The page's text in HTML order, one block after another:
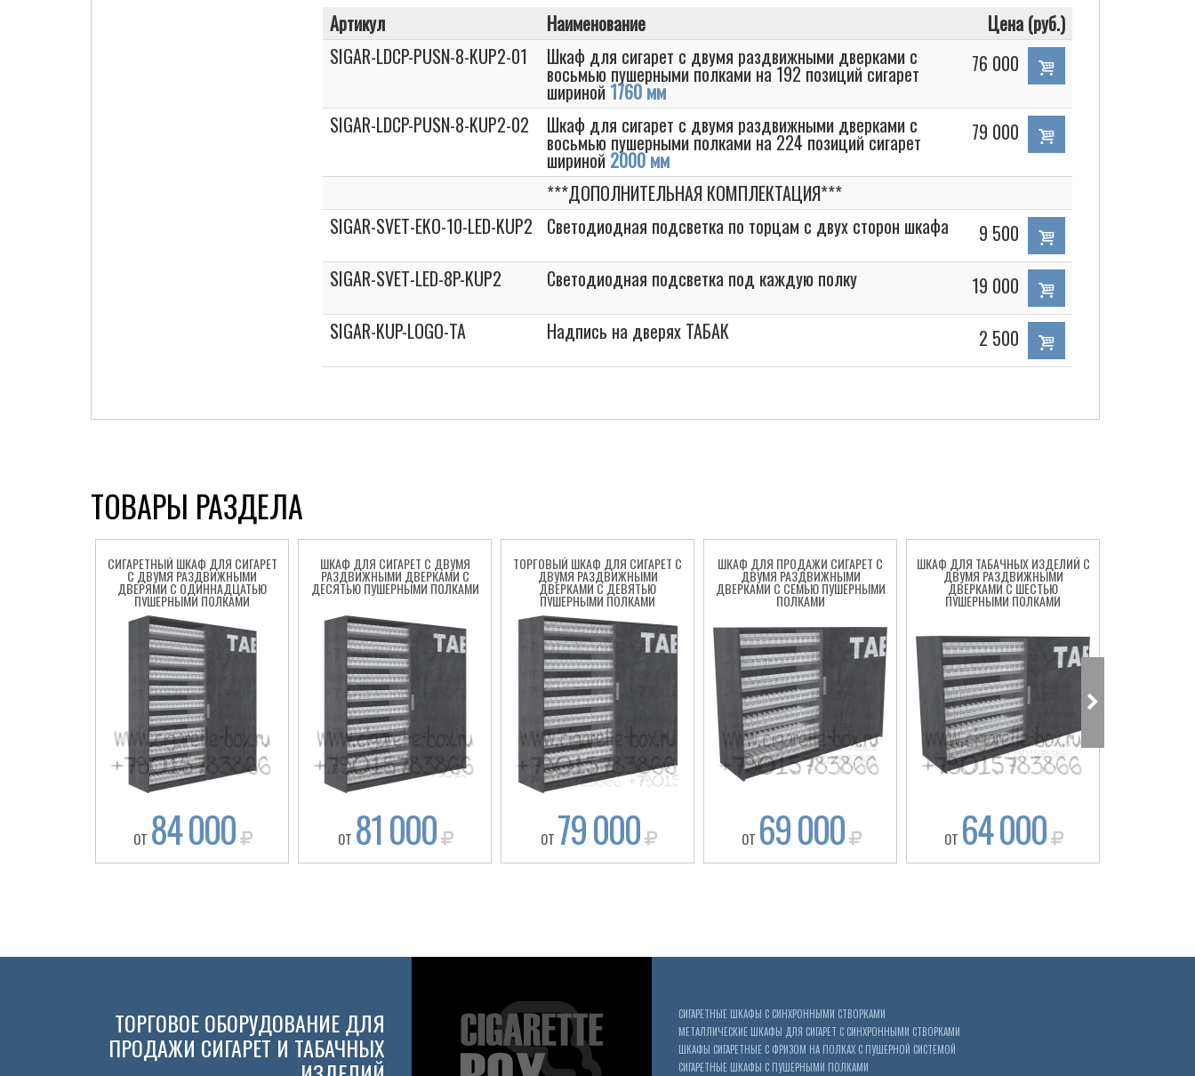
Артикул Наименование
Цена (руб.)
SIGAR-LDCP-PUSN-8-KUP2-01
Шкаф для сигарет с двумя раздвижными дверками с
восьмью пушерными полками на 192 позиций сигарет
шириной 1760 мм
76 000
SIGAR-LDCP-PUSN-8-KUP2-02 Шкаф для сигарет с двумя раздвижными дверками с
восьмью пушерными полками на 224 позиций сигарет
шириной 2000 мм
79 000
***ДОПОЛНИТЕЛЬНАЯ КОМПЛЕКТАЦИЯ***
SIGAR-SVET-EKO-10-LED-KUP2 Светодиодная подсветка по торцам с двух сторон шкафа
9 500
SIGAR-SVET-LED-8P-KUP2
Светодиодная подсветка под каждую полку
19 000
SIGAR-KUP-LOGO-TA
Надпись на дверях ТАБАК 2 500
ТОВАРЫ РАЗДЕЛА
СИГАРЕТНЫЙ ШКАФ ДЛЯ СИГАРЕТ
С ДВУМЯ РАЗДВИЖНЫМИ
ДВЕРЯМИ С ОДИННАДЦАТЬЮ
ПУШЕРНЫМИ ПОЛКАМИ
ОТ 84 000
ШКАФ ДЛЯ СИГАРЕТ С ДВУМЯ
РАЗДВИЖНЫМИ ДВЕРКАМИ С
ДЕСЯТЬЮ ПУШЕРНЫМИ ПОЛКАМИ
ОТ 81 000
ТОРГОВЫЙ ШКАФ ДЛЯ СИГАРЕТ С
ДВУМЯ РАЗДВИЖНЫМИ
ДВЕРКАМИ С ДЕВЯТЬЮ
ПУШЕРНЫМИ ПОЛКАМИ
ОТ 79 000
ШКАФ ДЛЯ ПРОДАЖИ СИГАРЕТ С
ДВУМЯ РАЗДВИЖНЫМИ
ДВЕРКАМИ С СЕМЬЮ ПУШЕРНЫМИ
ПОЛКАМИ
ОТ 69 000
ШКАФ ДЛЯ ТАБАЧНЫХ ИЗДЕЛИЙ С
ДВУМЯ РАЗДВИЖНЫМИ
ДВЕРКАМИ С ШЕСТЬЮ
ПУШЕРНЫМИ ПОЛКАМИ
ОТ 64 000
ТОРГОВОЕ ОБОРУДОВАНИЕ ДЛЯ
ПРОДАЖИ СИГАРЕТ И ТАБАЧНЫХ
СИГАРЕТНЫЕ ШКАФЫ С СИНХРОННЫМИ СТВОРКАМИ
МЕТАЛЛИЧЕСКИЕ ШКАФЫ ДЛЯ СИГАРЕТ С СИНХРОННЫМИ СТВОРКАМИ
ШКАФЫ СИГАРЕТНЫЕ С ФРИЗОМ НА ПОЛКАХ С ПУШЕРНОЙ СИСТЕМОЙ
СИГАРЕТНЫЕ ШКАФЫ С ПУШЕРНЫМИ ПОЛКАМИ